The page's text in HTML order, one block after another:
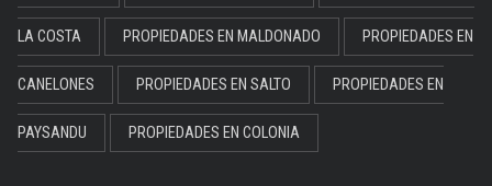
LA COSTA PROPIEDADES EN MALDONADO PROPIEDADES EN
CANELONES PROPIEDADES EN SALTO PROPIEDADES EN
PAYSANDU PROPIEDADES EN COLONIA